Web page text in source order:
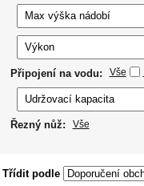
Připojení na vodu: Vše
Řezný nůž: Vše
Třídit podle